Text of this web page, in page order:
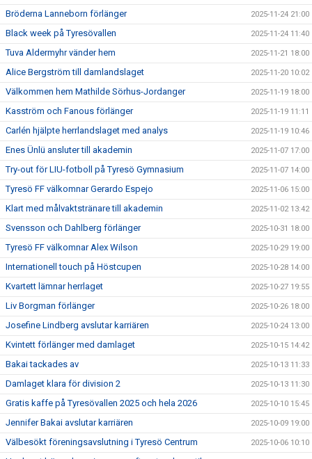
Bröderna Lanneborn förlänger 2025-11-24 21:00
Black week på Tyresövallen 2025-11-24 11:40
Tuva Aldermyhr vänder hem 2025-11-21 18:00
Alice Bergström till damlandslaget 2025-11-20 10:02
Välkommen hem Mathilde Sörhus-Jordanger 2025-11-19 18:00
Kasström och Fanous förlänger 2025-11-19 11:11
Carlén hjälpte herrlandslaget med analys 2025-11-19 10:46
Enes Ünlü ansluter till akademin 2025-11-07 17:00
Try-out för LIU-fotboll på Tyresö Gymnasium 2025-11-07 14:00
Tyresö FF välkomnar Gerardo Espejo 2025-11-06 15:00
Klart med målvaktstränare till akademin 2025-11-02 13:42
Svensson och Dahlberg förlänger 2025-10-31 18:00
Tyresö FF välkomnar Alex Wilson 2025-10-29 19:00
Internationell touch på Höstcupen 2025-10-28 14:00
Kvartett lämnar herrlaget 2025-10-27 19:55
Liv Borgman förlänger 2025-10-26 18:00
Josefine Lindberg avslutar karriären 2025-10-24 13:00
Kvintett förlänger med damlaget 2025-10-15 14:42
Bakai tackades av 2025-10-13 11:33
Damlaget klara för division 2 2025-10-13 11:30
Gratis kaffe på Tyresövallen 2025 och hela 2026 2025-10-10 15:45
Jennifer Bakai avslutar karriären 2025-10-09 19:00
Välbesökt föreningsavslutning i Tyresö Centrum 2025-10-06 10:10